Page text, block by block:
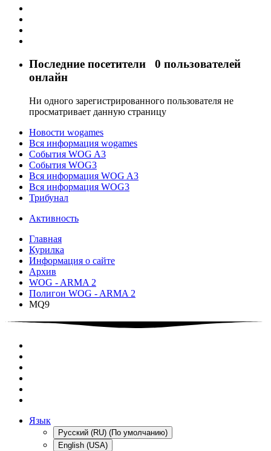
Последние посетители 0 пользователей
онлайн
Ни одного зарегистрированного пользователя не
просматривает данную страницу
Новости wogames
Вся информация wogames
События WOG A3
События WOG3
Вся информация WOG A3
Вся информация WOG3
Трибунал
Активность
Главная
Курилка
Информация о сайте
Архив
WOG - ARMA 2
Полигон WOG - ARMA 2
MQ9
Язык
Русский (RU) (По умолчанию)
English (USA)